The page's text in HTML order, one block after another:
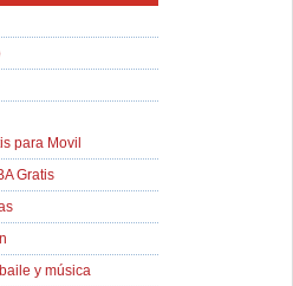
para Movil
Gratis
y música